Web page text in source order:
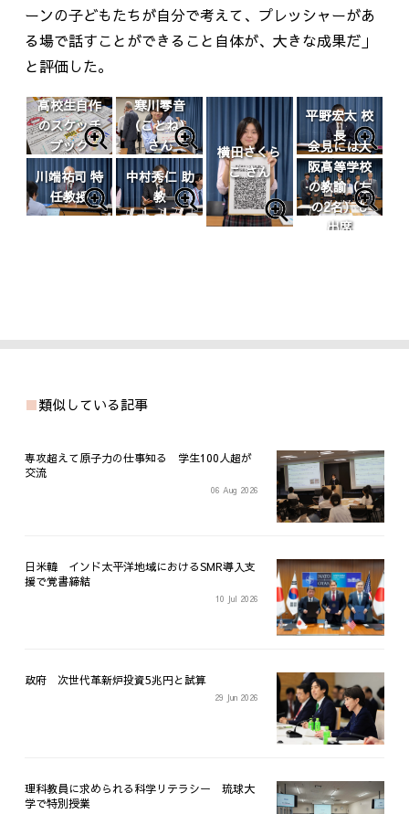
ーンの子どもたちが自分で考えて、プレッシャーがあ
る場で話すことができること自体が、大きな成果だ」
と評価した。
高校生自作
のスケッチ
ブック
寒川琴音
（ことね）
さん
横田さくら
こ さん
平野宏太 校
長
川端祐司 特
任教授
中村秀仁 助
教
会見には大
阪高等学校
の教諭（左
の2名）も
出席
類似している記事
専攻超えて原子力の仕事知る 学生100人超が
交流
06 Aug 2026
日米韓 インド太平洋地域におけるSMR導入支
援で覚書締結
10 Jul 2026
政府 次世代革新炉投資5兆円と試算
29 Jun 2026
理科教員に求められる科学リテラシー 琉球大
学で特別授業